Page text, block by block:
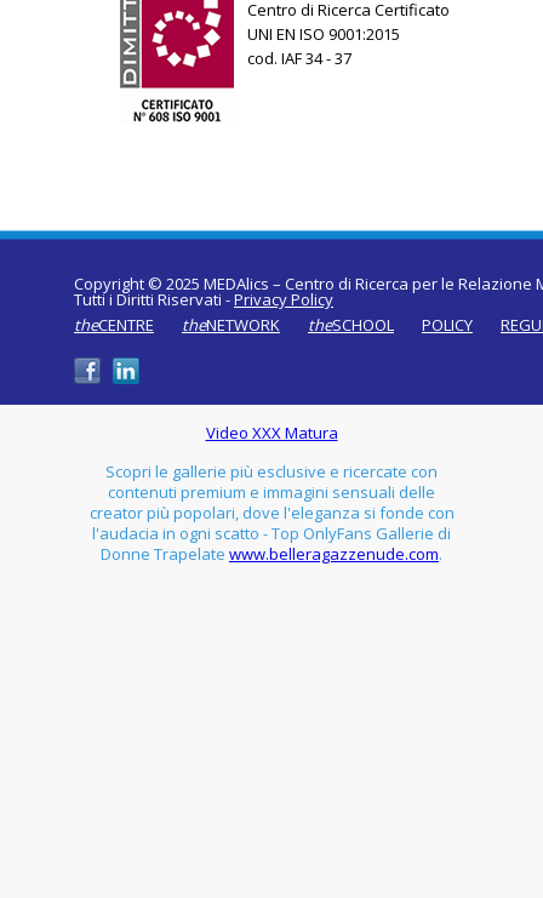
Centro di Ricerca Certificato
UNI EN ISO 9001:2015
cod. IAF 34 - 37
Copyright © 2025 MEDAlics – Centro di Ricerca per le
Tutti i Diritti Riservati -Privacy Policy
theCENTRE theNETWORK theSCHOOL POLICY
Video XXX Matura
Scopri le gallerie più esclusive e ricercate con
contenuti premium e immagini sensuali delle
creator più popolari, dove l'eleganza si fonde con
l'audacia in ogni scatto - Top OnlyFans Gallerie di
Donne Trapelate www.belleragazzenude.com.